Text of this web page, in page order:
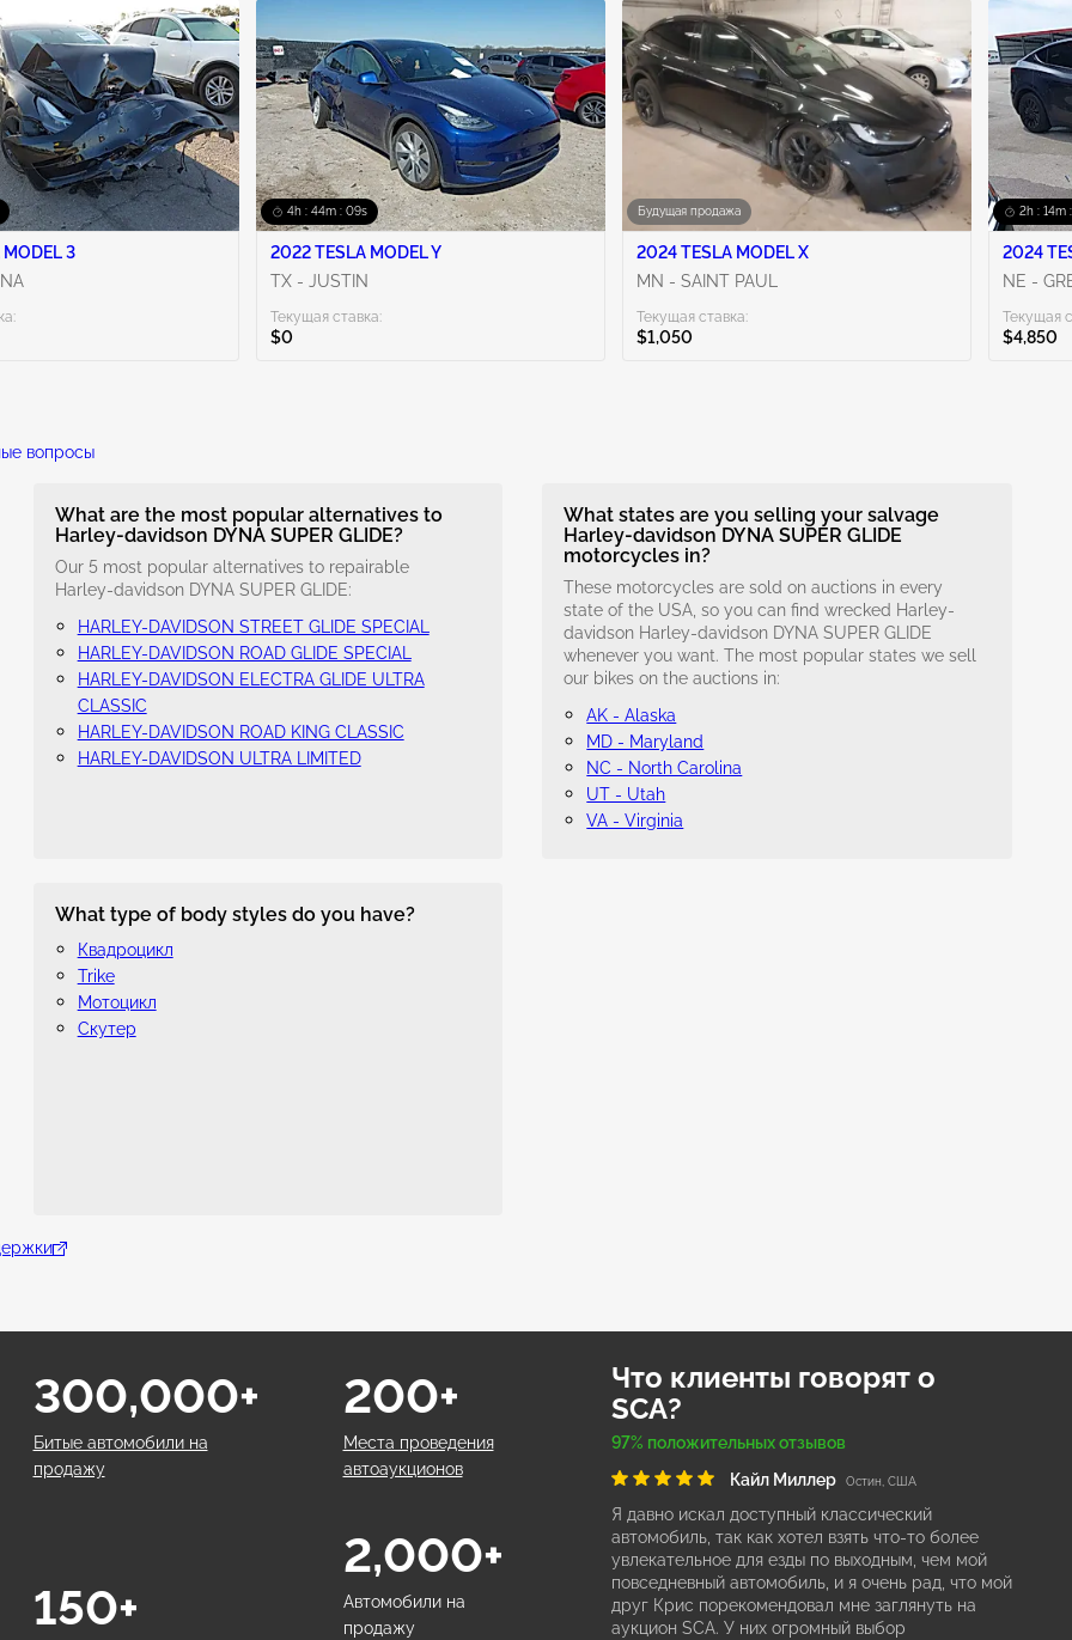
3
4h : 44m : 08s
2022 TESLA MODEL Y
TX - JUSTIN
Текущая ставка:
$0
Будущая продажа
2024 TESLA MODEL X
MN - SAINT PAUL
Текущая ставка:
$1,050
2h : 14m
2024
NE -
Текущая
$4,850
вопросы
What are the most popular alternatives to
Harley-davidson DYNA SUPER GLIDE?
Our 5 most popular alternatives to repairable
Harley-davidson DYNA SUPER GLIDE:
HARLEY-DAVIDSON STREET GLIDE SPECIAL
HARLEY-DAVIDSON ROAD GLIDE SPECIAL
HARLEY-DAVIDSON ELECTRA GLIDE ULTRA
CLASSIC
HARLEY-DAVIDSON ROAD KING CLASSIC
HARLEY-DAVIDSON ULTRA LIMITED
What states are you selling your salvage
Harley-davidson DYNA SUPER GLIDE
motorcycles in?
These motorcycles are sold on auctions in every
state of the USA, so you can find wrecked Harley-
davidson Harley-davidson DYNA SUPER GLIDE
whenever you want. The most popular states we sell
our bikes on the auctions in:
AK - Alaska
MD - Maryland
NC - North Carolina
UT - Utah
VA - Virginia
What type of body styles do you have?
Квадроцикл
Trike
Мотоцикл
Скутер
Битые автомобили на
продажу
300,000+
Места проведения
автоаукционов
200+
150+
Автомобили на
продажу
2,000+
Что клиенты говорят о
SCA?
97% положительных отзывов
Кайл Миллер
Остин, США
Я давно искал доступный классический
автомобиль, так как хотел взять что-то более
увлекательное для езды по выходным, чем мой
повседневный автомобиль, и я очень рад, что мой
друг Крис порекомендовал мне заглянуть на
аукцион SCA. У них огромный выбор